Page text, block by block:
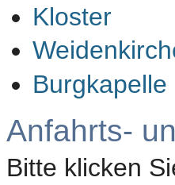
Kloster
Burgkapelle
Anfahrts-
Bitte klicken